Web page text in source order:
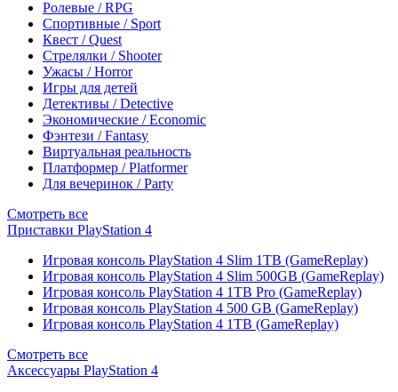
Ролевые / RPG
Спортивные / Sport
Квест / Quest
Стрелялки / Shooter
Ужасы / Horror
Игры для детей
Детективы / Detective
Экономические / Economic
Фэнтези / Fantasy
Виртуальная реальность
Платформер / Platformer
Для вечеринок / Party
Смотреть все
Приставки PlayStation 4
Игровая консоль PlayStation 4 Slim 1TB (GameReplay)
Игровая консоль PlayStation 4 Slim 500GB (GameReplay)
Игровая консоль PlayStation 4 1TB Pro (GameReplay)
Игровая консоль PlayStation 4 500 GB (GameReplay)
Игровая консоль PlayStation 4 1TB (GameReplay)
Смотреть все
Аксессуары PlayStation 4